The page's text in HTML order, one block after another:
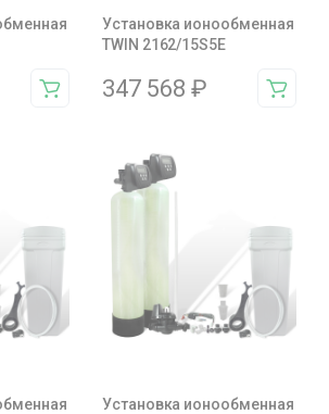
Установка ионообменная
TWIN 2162/15S5E
347 568 ₽
Установка ионообменная